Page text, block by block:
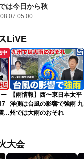
は今日から秋
05:00
LiVE
中
7
情
【雨情報】西〜東日本太平
洋側は台風の影響で強雨 九
州では大雨のおそれ
大会